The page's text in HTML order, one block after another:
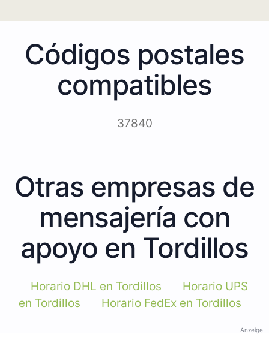
Códigos postales
compatibles
37840
Otras empresas de
mensajería con
apoyo en Tordillos
Horario DHL en Tordillos
Horario UPS
en Tordillos
Horario FedEx en Tordillos
Anzeige